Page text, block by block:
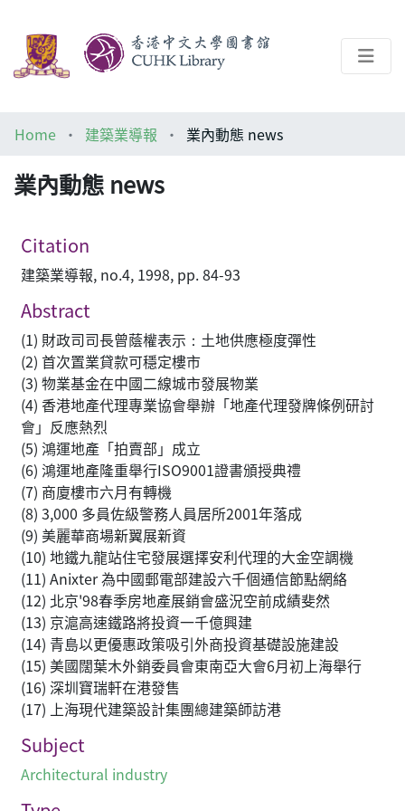
Architecture Library
Home 建築業導報 業內動態 news
業內動態 news
Citation
建築業導報, no.4, 1998, pp. 84-93
Abstract
(1) 財政司司長曾蔭權表示：土地供應極度彈性
(2) 首次置業貸款可穩定樓市
(3) 物業基金在中國二線城市發展物業
(4) 香港地產代理專業協會舉辦「地產代理發牌條例研討
會」反應熱烈
(5) 鴻運地產「拍賣部」成立
(6) 鴻運地產隆重舉行ISO9001證書頒授典禮
(7) 商廈樓市六月有轉機
(8) 3,000 多員佐級警務人員居所2001年落成
(9) 美麗華商場新翼展新資
(10) 地鐵九龍站住宅發展選擇安利代理的大金空調機
(11) Anixter 為中國郵電部建設六千個通信節點網絡
(12) 北京'98春季房地產展銷會盛況空前成績斐然
(13) 京滬高速鐵路將投資一千億興建
(14) 青島以更優惠政策吸引外商投資基礎設施建設
(15) 美國闊葉木外銷委員會東南亞大會6月初上海舉行
(16) 深圳寶瑞軒在港發售
(17) 上海現代建築設計集團總建築師訪港
Subject
Architectural industry